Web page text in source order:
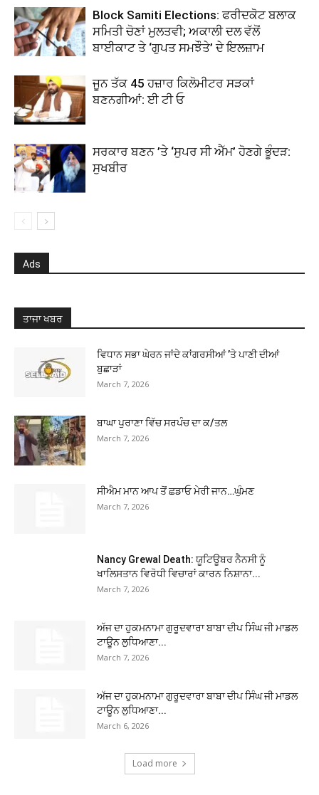
Block Samiti Elections: ਫਰੀਦਕੋਟ ਬਲਾਕ
ਸਮਿਤੀ ਚੋਣਾਂ ਮੁਲਤਵੀ; ਅਕਾਲੀ ਦਲ ਵੱਲੋਂ
ਬਾਈਕਾਟ ਤੇ ‘ਗੁਪਤ ਸਮਝੌਤੇ’ ਦੇ ਇਲਜ਼ਾਮ
ਜੂਨ ਤੱਕ 45 ਹਜ਼ਾਰ ਕਿਲੋਮੀਟਰ ਸੜਕਾਂ
ਬਣਨਗੀਆਂ: ਈ ਟੀ ਓ
ਸਰਕਾਰ ਬਣਨ ’ਤੇ ‘ਸੁਪਰ ਸੀ ਐੱਮ’ ਹੋਣਗੇ ਭੂੰਦੜ:
ਸੁਖਬੀਰ
Ads
ਤਾਜਾ ਖਬਰ
ਵਿਧਾਨ ਸਭਾ ਘੇਰਨ ਜਾਂਦੇ ਕਾਂਗਰਸੀਆਂ ’ਤੇ ਪਾਣੀ ਦੀਆਂ
ਬੁਛਾੜਾਂ
March 7, 2026
ਬਾਘਾ ਪੁਰਾਣਾ ਵਿੱਚ ਸਰਪੰਚ ਦਾ ਕ/ਤਲ
March 7, 2026
ਸੀਐਮ ਮਾਨ ਆਪ ਤੋਂ ਛਡਾਓ ਮੇਰੀ ਜਾਨ…ਘੁੰਮਣ
March 7, 2026
Nancy Grewal Death: ਯੂਟਿਊਬਰ ਨੈਨਸੀ ਨੂੰ
ਖਾਲਿਸਤਾਨ ਵਿਰੋਧੀ ਵਿਚਾਰਾਂ ਕਾਰਨ ਨਿਸ਼ਾਨਾ...
March 7, 2026
ਅੱਜ ਦਾ ਹੁਕਮਨਾਮਾ ਗੁਰੂਦਵਾਰਾ ਬਾਬਾ ਦੀਪ ਸਿੰਘ ਜੀ ਮਾਡਲ
ਟਾਊਨ ਲੁਧਿਆਣਾ...
March 7, 2026
ਅੱਜ ਦਾ ਹੁਕਮਨਾਮਾ ਗੁਰੂਦਵਾਰਾ ਬਾਬਾ ਦੀਪ ਸਿੰਘ ਜੀ ਮਾਡਲ
ਟਾਊਨ ਲੁਧਿਆਣਾ...
March 6, 2026
Load more